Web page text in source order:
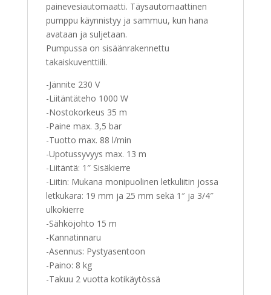
painevesiautomaatti. Täysautomaattinen
pumppu käynnistyy ja sammuu, kun hana
avataan ja suljetaan.
Pumpussa on sisäänrakennettu
takaiskuventtiili.
-Jännite 230 V
-Liitäntäteho 1000 W
-Nostokorkeus 35 m
-Paine max. 3,5 bar
-Tuotto max. 88 l/min
-Upotussyvyys max. 13 m
-Liitäntä: 1″ Sisäkierre
-Liitin: Mukana monipuolinen letkuliitin jossa
letkukara: 19 mm ja 25 mm sekä 1″ ja 3/4″
ulkokierre
-Sähköjohto 15 m
-Kannatinnaru
-Asennus: Pystyasentoon
-Paino: 8 kg
-Takuu 2 vuotta kotikäytössä